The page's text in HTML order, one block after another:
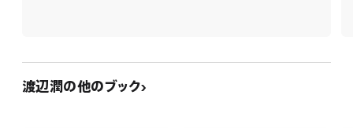
渡辺潤の他のブック